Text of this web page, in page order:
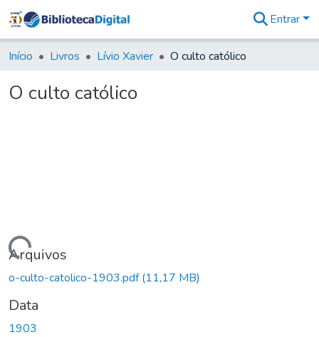
&
Coleções
Entrar
Início Livros Lívio Xavier O culto católico
O culto católico
Carregando...
Arquivos
o-culto-catolico-1903.pdf(11,17 MB)
Data
1903